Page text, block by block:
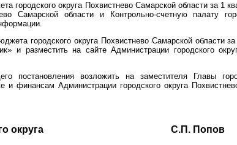
городского округа Похвистнево Самарской области за 1
Самарской области и Контрольно-счетную палату
городского округа Похвистнево Самарской области
и разместить на сайте Администрации городского
постановления возложить на заместителя Главы
и финансам Администрации городского округа
округа С.П. Попов